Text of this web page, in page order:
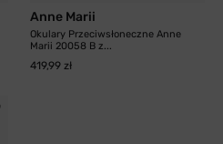
Anne Marii
Okulary Przeciwsłoneczne Anne
Marii 20058 B z...
419,99 zł